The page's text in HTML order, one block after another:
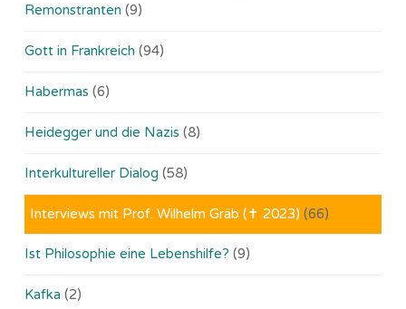
Remonstranten (9)
Gott in Frankreich (94)
Habermas (6)
Heidegger und die Nazis (8)
Interkultureller Dialog (58)
Interviews mit Prof. Wilhelm Gräb (✝ 2023) (66)
Ist Philosophie eine Lebenshilfe? (9)
Kafka (2)